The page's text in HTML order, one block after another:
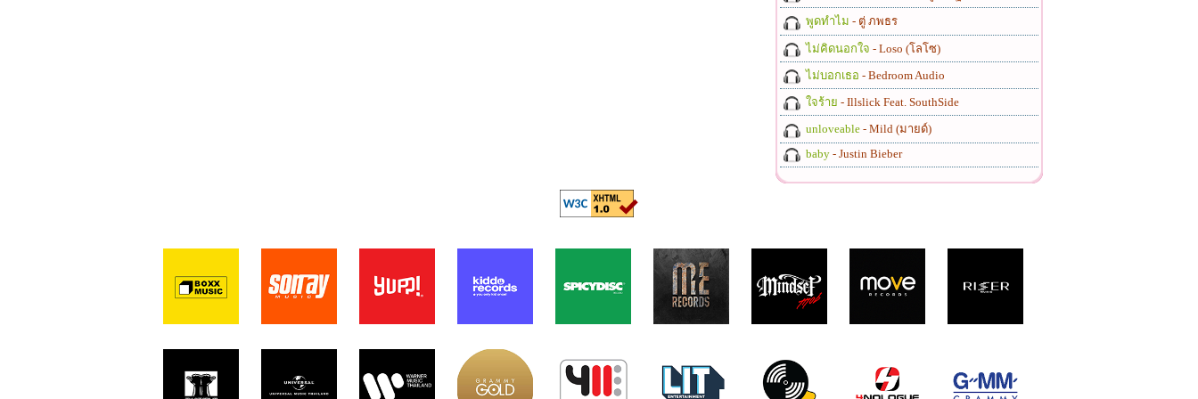
พูดทำไม - ตู่ ภพธร
ไม่คิดนอกใจ - Loso (โลโซ)
ไม่บอกเธอ - Bedroom Audio
ใจร้าย - Illslick Feat. SouthSide
unloveable - Mild (มายด์)
baby - Justin Bieber